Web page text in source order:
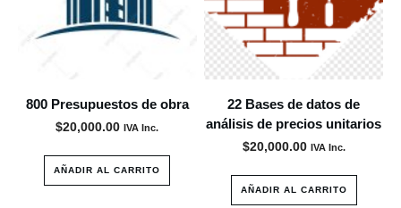
800 Presupuestos de obra
$20,000.00 IVA Inc.
AÑADIR AL CARRITO
22 Bases de datos de
análisis de precios unitarios
$20,000.00 IVA Inc.
AÑADIR AL CARRITO